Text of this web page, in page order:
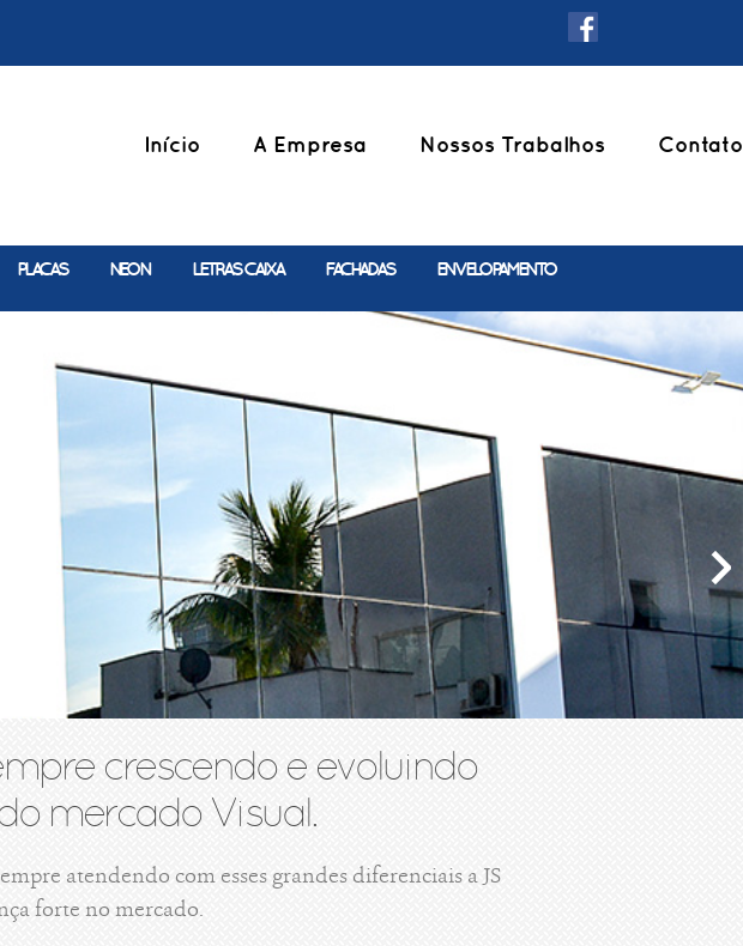
Início A Empresa Nossos Trabalhos Contato
ENVELOPAMENTO
FACHADAS
LETRAS CAIXA
NEON
PLACAS
crescendo e evoluindo
mercado Visual.
atendendo com esses grandes diferenciais a JS
forte no mercado.